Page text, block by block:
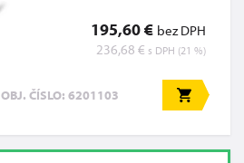
195,60 € bez DPH
236,68 € s DPH (21 %)
OBJ. ČÍSLO: 6201103